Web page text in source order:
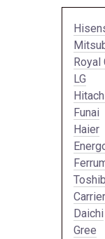
Royal
LG
Funai
Haier
Carrier
Daichi
Gree